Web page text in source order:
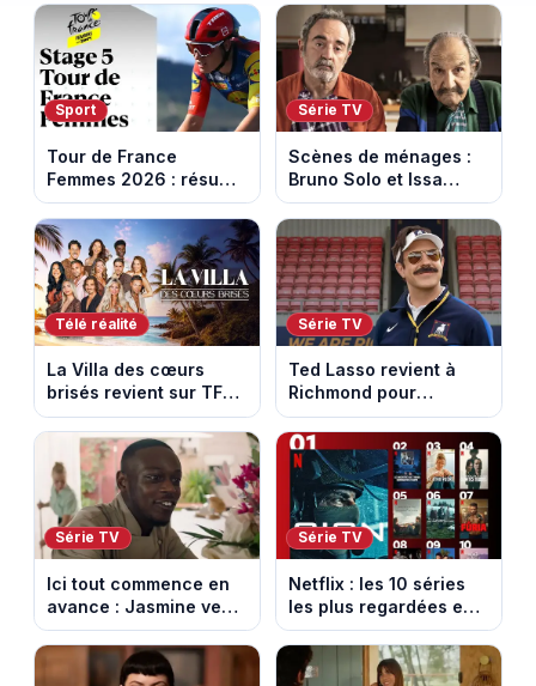
Sport
Tour de France
Femmes 2026 : résumé
vidéo de la 5e étape
entre Mâcon et
Belleville-en-
Beaujolais
Série TV
Scènes de ménages :
Bruno Solo et Issa
Doumbia rejoignent la
saison 18 sur M6
Télé réalité
La Villa des cœurs
brisés revient sur TFX :
voici les candidats de
la saison 11 au Mexique
Série TV
Ted Lasso revient à
Richmond pour
entraîner une équipe
féminine dans la
saison 4
Série TV
Ici tout commence en
avance : Jasmine veut
retenir Louis. Episode
du 6 août 2026
(spoiler)
Série TV
Netflix : les 10 séries
les plus regardées en
France en ce moment